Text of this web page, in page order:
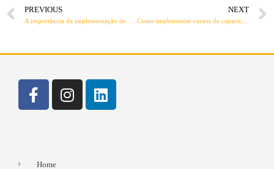
PREVIOUS NEXT
Como implementar cursos de capacitação corporativa nas empresas?
Home